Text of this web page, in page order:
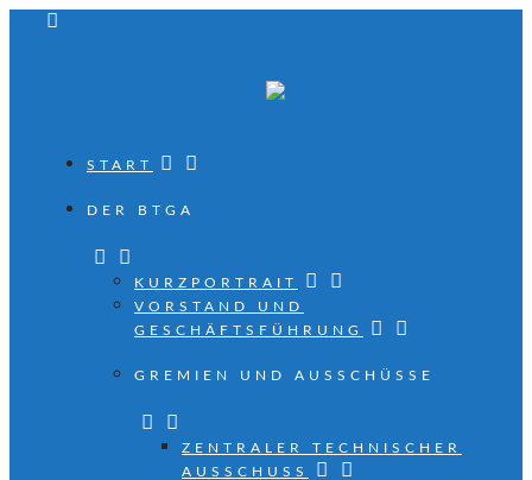
START
DER BTGA
KURZPORTRAIT
VORSTAND UND
GESCHÄFTSFÜHRUNG
GREMIEN UND AUSSCHÜSSE
ZENTRALER TECHNISCHER
AUSSCHUSS